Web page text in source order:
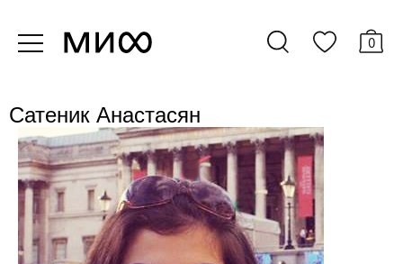
0
Сатеник Анастасян